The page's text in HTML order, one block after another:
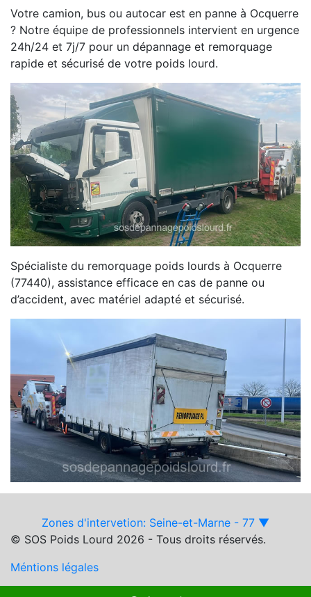
Votre camion, bus ou autocar est en panne à Ocquerre
? Notre équipe de professionnels intervient en urgence
24h/24 et 7j/7 pour un dépannage et remorquage
rapide et sécurisé de votre poids lourd.
Spécialiste du remorquage poids lourds à Ocquerre
(77440), assistance efficace en cas de panne ou
d’accident, avec matériel adapté et sécurisé.
Zones d'intervetion: Seine-et-Marne - 77 ▼
© SOS Poids Lourd 2026 - Tous droits réservés.
Méntions légales